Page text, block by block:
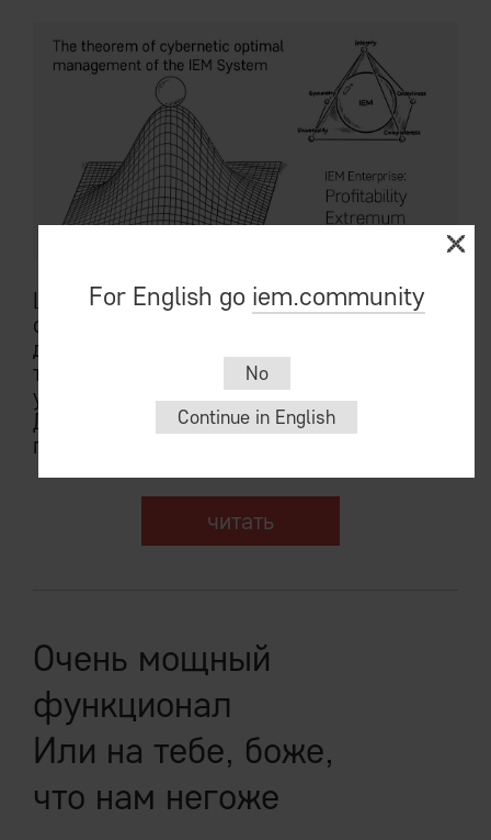
Ценовая политика формулируется
системой правил в духе «дороже Васи, но
дешевле Пети, но повышаем цены если
товара мало» и загружается в
управляющую систему предприятия.
Далее свежесть и адекватность цен
гарантирует робот.
читать
Очень мощный
функционал
Или на тебе, боже,
что нам негоже
For English go iem.community
No
Continue in English